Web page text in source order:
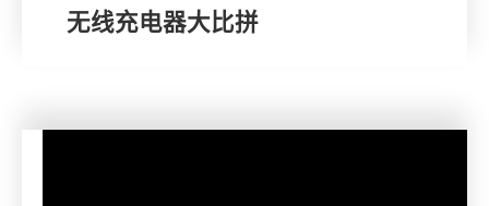
无线充电器大比拼